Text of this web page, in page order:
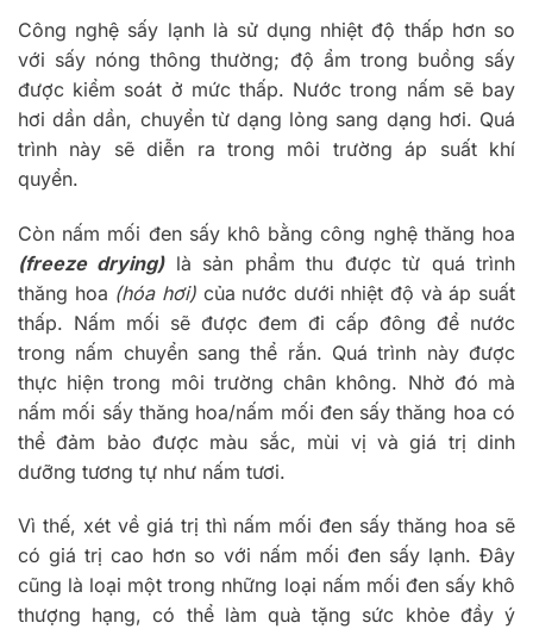
Công nghệ sấy lạnh là sử dụng nhiệt độ thấp hơn so
với sấy nóng thông thường; độ ẩm trong buồng sấy
được kiểm soát ở mức thấp. Nước trong nấm sẽ bay
hơi dần dần, chuyển từ dạng lỏng sang dạng hơi. Quá
trình này sẽ diễn ra trong môi trường áp suất khí
quyển.
Còn nấm mối đen sấy khô bằng công nghệ thăng hoa
(freeze drying)là sản phẩm thu được từ quá trình
thăng hoa (hóa hơi)của nước dưới nhiệt độ và áp suất
thấp. Nấm mối sẽ được đem đi cấp đông để nước
trong nấm chuyển sang thể rắn. Quá trình này được
thực hiện trong môi trường chân không. Nhờ đó mà
nấm mối sấy thăng hoa/nấm mối đen sấy thăng hoa có
thể đảm bảo được màu sắc, mùi vị và giá trị dinh
dưỡng tương tự như nấm tươi.
Vì thế, xét về giá trị thì nấm mối đen sấy thăng hoa sẽ
có giá trị cao hơn so với nấm mối đen sấy lạnh. Đây
cũng là loại một trong những loại nấm mối đen sấy khô
thượng hạng, có thể làm quà tặng sức khỏe đầy ý